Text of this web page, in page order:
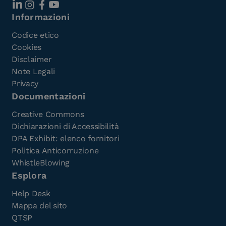
Informazioni
Codice etico
Cookies
Disclaimer
Note Legali
Privacy
Documentazioni
Creative Commons
Dichiarazioni di Accessibilità
DPA Exhibit: elenco fornitori
Politica Anticorruzione
WhistleBlowing
Esplora
Help Desk
Mappa del sito
QTSP